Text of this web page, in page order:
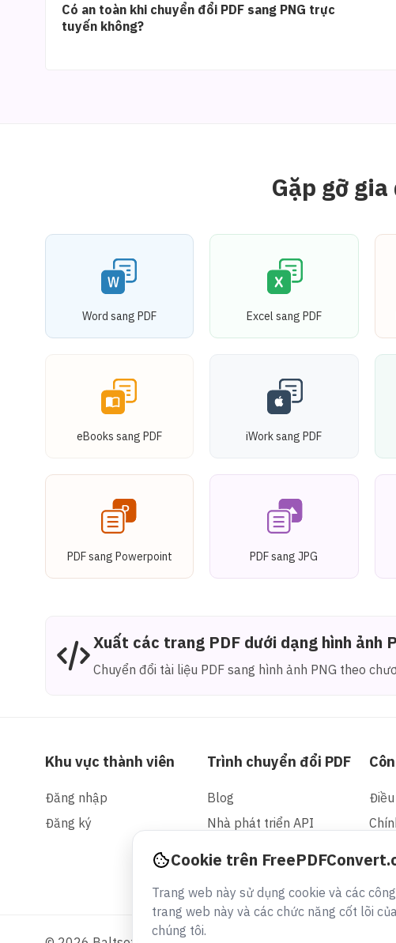
Có an toàn khi chuyển đổi PDF sang PNG trực
tuyến không?
Gặp gỡ
Word sang PDF Excel sang PDF
eBooks sang PDF iWork sang PDF
PDF sang Powerpoint PDF sang JPG
Xuất các trang PDF dưới dạng hình ảnh
Chuyển đổi tài liệu PDF sang hình ảnh PNG theo
Khu vực thành viên
Đăng nhập
Đăng ký
Trình chuyển đổi PDF
Blog
Nhà phát triển API
Cookie trên
Trang web này sử dụng cookie và các
trang web này và các chức năng cốt lõi
chúng tôi.